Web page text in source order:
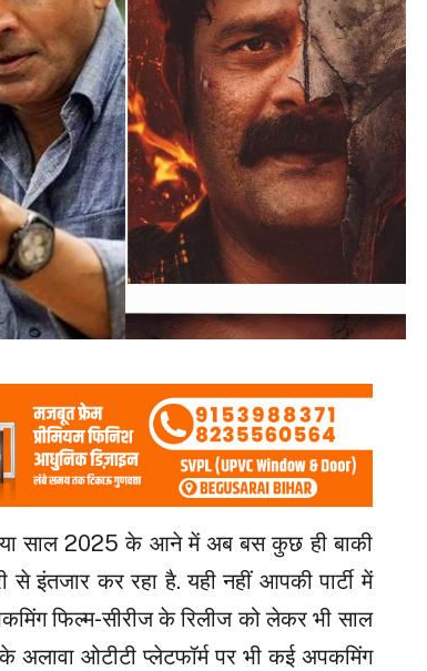
साल 2025 के आने में अब बस कुछ ही बाकी
से इंतजार कर रहा है. यही नहीं आपकी पार्टी में
फिल्म-सीरीज के रिलीज को लेकर भी साल
अलावा ओटीटी प्लेटफॉर्म पर भी कई अपकमिंग